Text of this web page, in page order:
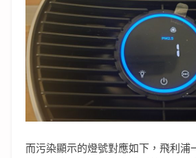
而污染顯示的燈號對應如下，飛利浦